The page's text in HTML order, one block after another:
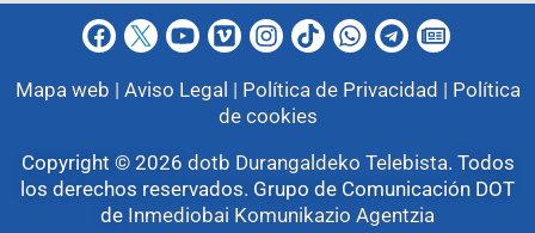
Mapa web | Aviso Legal | Política de Privacidad | Política
de cookies
Copyright © 2026 dotb Durangaldeko Telebista. Todos
los derechos reservados. Grupo de Comunicación DOT
de Inmediobai Komunikazio Agentzia